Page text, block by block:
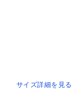
サイズ詳細を見る